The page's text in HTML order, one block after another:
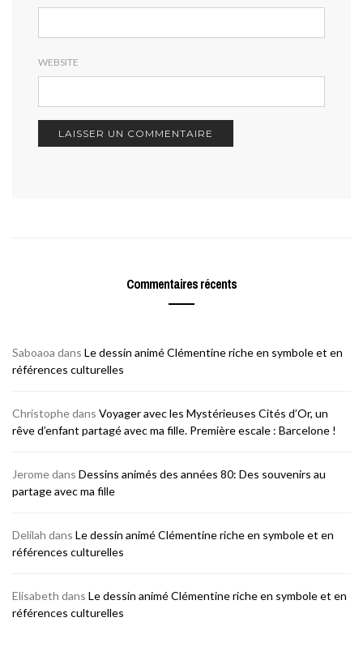
WEBSITE
Commentaires récents
Saboaoa dans Le dessin animé Clémentine riche en symbole et en
références culturelles
Christophedans Voyager avec les Mystérieuses Cités d’Or, un
rêve d’enfant partagé avec ma fille. Première escale : Barcelone !
Jeromedans Dessins animés des années 80: Des souvenirs au
partage avec ma fille
Delilah dans Le dessin animé Clémentine riche en symbole et en
références culturelles
Elisabeth dans Le dessin animé Clémentine riche en symbole et en
références culturelles